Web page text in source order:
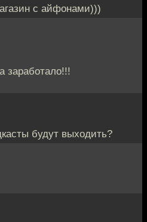
с айфонами)))
заработало!!!
будут выходить?